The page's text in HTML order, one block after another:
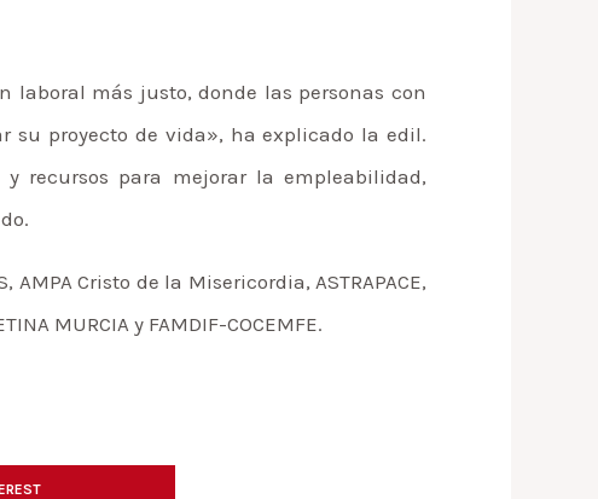
laboral más justo, donde las personas con
su proyecto de vida», ha explicado la edil.
recursos para mejorar la empleabilidad,
Cristo de la Misericordia, ASTRAPACE,
MURCIA y FAMDIF-COCEMFE.